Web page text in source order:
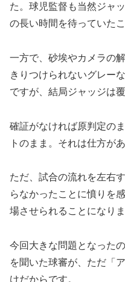
た。球児監督も当然ジャ
の長い時間を待っていた
一方で、砂埃やカメラの
きりつけられないグレー
ですが、結局ジャッジは
確証がなければ原判定の
トのまま。それは仕方が
ただ、試合の流れを左右
らなかったことに憤りを
場させられることになりま
今回大きな問題となった
を聞いた球審が、ただ「
けだからです。